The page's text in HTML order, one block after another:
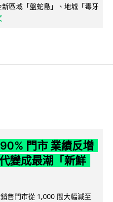
區域「盤蛇島」、地城「毒牙
門市 業績反增
變成最潮「新鮮
售門市從 1,000 間大幅減至